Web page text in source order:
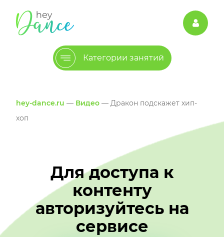
Категории занятий
hey-dance.ru — Видео — Дракон подскажет хип-
хоп
Для доступа к
контенту
авторизуйтесь на
сервисе